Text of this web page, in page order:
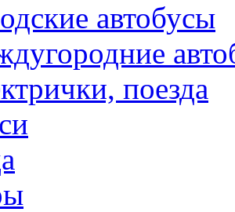
автобусы
поезда